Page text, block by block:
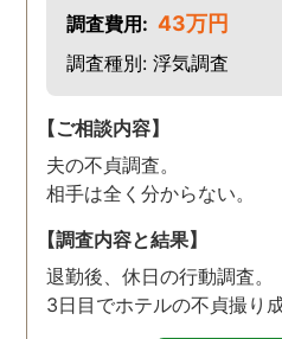
調査費用: 43万円
調査種別: 浮気調査
【ご相談内容】
夫の不貞調査。
相手は全く分からない。
【調査内容と結果】
退勤後、休日の行動調査。
3日目でホテルの不貞撮り成